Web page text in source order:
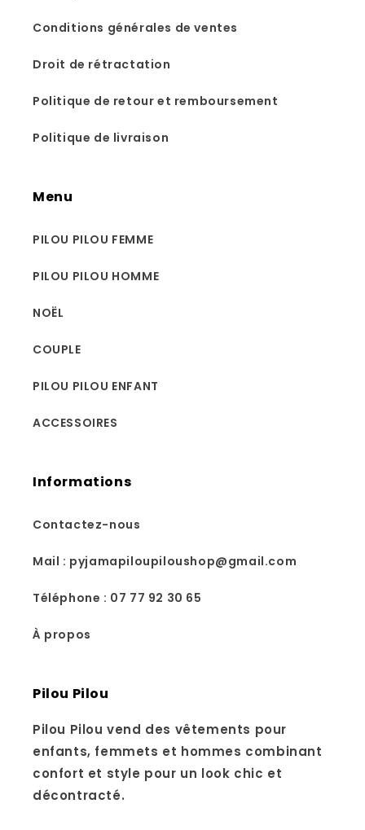
Conditions générales de ventes
Droit de rétractation
Politique de retour et remboursement
Politique de livraison
Menu
PILOU PILOU FEMME
PILOU PILOU HOMME
NOËL
COUPLE
PILOU PILOU ENFANT
ACCESSOIRES
Informations
Contactez-nous
Mail : pyjamapiloupiloushop@gmail.com
Téléphone : 07 77 92 30 65
À propos
Pilou Pilou
Pilou Pilou vend des vêtements pour
enfants, femmets et hommes combinant
confort et style pour un look chic et
décontracté.